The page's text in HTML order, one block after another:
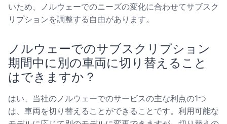
いため、ノルウェーでのニーズの変化に合わせてサブスク
リプションを調整する自由があります。
ノルウェーでのサブスクリプション
期間中に別の車両に切り替えること
はできますか？
はい、当社のノルウェーでのサービスの主な利点の1つ
は、車両を切り替えることができることです。利用可能な